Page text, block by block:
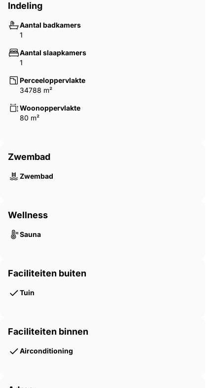
Indeling
Aantal badkamers
1
Aantal slaapkamers
1
Perceeloppervlakte
34788 m²
Woonoppervlakte
80 m²
Zwembad
Zwembad
Wellness
Sauna
Faciliteiten buiten
Tuin
Faciliteiten binnen
Airconditioning